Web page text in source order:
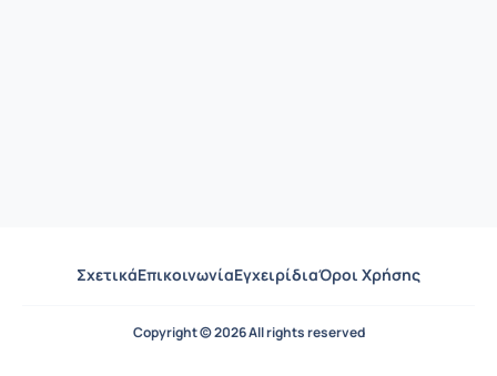
ΣχετικάΕπικοινωνίαΕγχειρίδιαΌροι Χρήσης
Copyright © 2026 All rights reserved